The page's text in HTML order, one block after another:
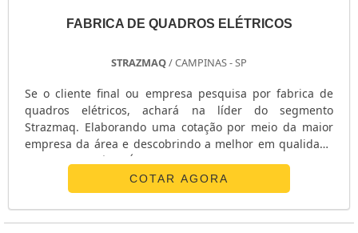
FABRICA DE QUADROS ELÉTRICOS
STRAZMAQ/ CAMPINAS - SP
Se o cliente final ou empresa pesquisa por fabrica de
quadros elétricos, achará na líder do segmento
Strazmaq. Elaborando uma cotação por meio da maior
empresa da área e descobrindo a melhor em qualidade
e custo benefício. É importante lembrar que o produto
deve sempre ser adquirido com empresas especializadas
no segmento. Esse tipo de cuidado ajuda a garantir a
qualidade e durabilidade dos materiais, além de evitar
prejuízos com substituições frequentes de peças
COTAR AGORA